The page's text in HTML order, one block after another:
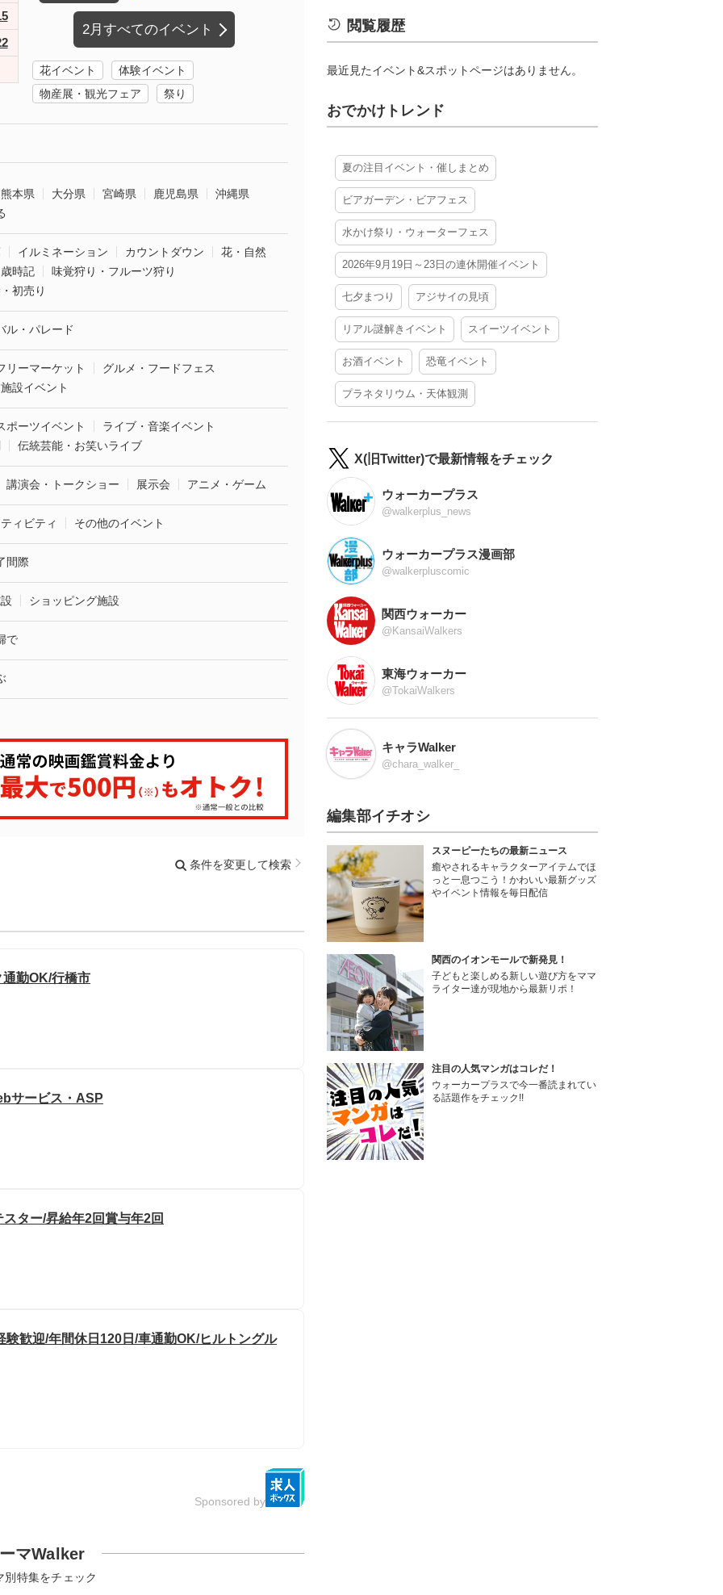
2月すべてのイベント
花イベント
体験イベント
物産展・観光フェア
祭り
熊本県 大分県 宮崎県 鹿児島県
沖縄県
イルミネーション カウントダウン
花・自然
時記
味覚狩り・フルーツ狩り
初売り
ル・パレード
リーマーケット
グルメ・フードフェス
設イベント
ポーツイベント
ライブ・音楽イベント
伝統芸能・お笑いライブ
講演会・トークショー 展示会 アニメ・ゲーム
ィビティ その他のイベント
間際
ショッピング施設
で
条件を変更して検索
勤OK/行橋市
サービス・ASP
ター/昇給年2回賞与年2回
歓迎/年間休日120日/車通勤OK/ヒルトングル
Sponsored by
マWalker
別特集をチェック
閲覧履歴
最近見たイベント&スポットページはありません。
おでかけトレンド
夏の注目イベント・催しまとめ
ビアガーデン・ビアフェス
水かけ祭り・ウォーターフェス
2026年9月19日～23日の連休開催イベント
七夕まつり アジサイの見頃
リアル謎解きイベント スイーツイベント
お酒イベント 恐竜イベント
プラネタリウム・天体観測
X(旧Twitter)で最新情報をチェック
ウォーカープラス
@walkerplus_news
ウォーカープラス漫画部
@walkerpluscomic
関西ウォーカー
@KansaiWalkers
東海ウォーカー
@TokaiWalkers
キャラWalker
@chara_walker_
編集部イチオシ
スヌーピーたちの最新ニュース
癒やされるキャラクターアイテムでほ
っと一息つこう！かわいい最新グッズ
やイベント情報を毎日配信
関西のイオンモールで新発見！
子どもと楽しめる新しい遊び方をママ
ライター達が現地から最新リポ！
注目の人気マンガはコレだ！
ウォーカープラスで今一番読まれてい
る話題作をチェック!!